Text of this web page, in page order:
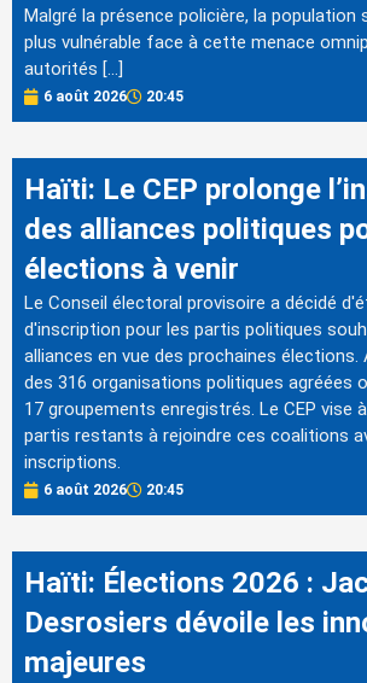
Malgré la présence policière, la population
plus vulnérable face à cette menace
autorités […]
6 août 2026 20:45
Haïti: Le CEP prolonge
des alliances politiques
élections à venir
Le Conseil électoral provisoire a décidé
d'inscription pour les partis politiques
alliances en vue des prochaines élections.
des 316 organisations politiques agréées
17 groupements enregistrés. Le CEP vise
partis restants à rejoindre ces coalitions
inscriptions.
6 août 2026 20:45
Haïti: Élections 2026 :
Desrosiers dévoile les
majeures